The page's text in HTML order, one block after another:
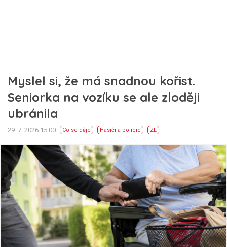
Myslel si, že má snadnou kořist.
Seniorka na vozíku se ale zloději
ubránila
29. 7. 2026 15:00 Co se děje Hasiči a policie ZL